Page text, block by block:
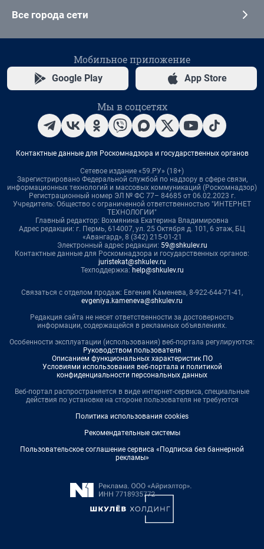
Все города сети
Мобильное приложение
Google Play App Store
Мы в соцсетях
Контактные данные для Роскомнадзора и государственных органов
Сетевое издание «59.РУ» (18+)
Зарегистрировано Федеральной службой по надзору в сфере связи,
информационных технологий и массовых коммуникаций (Роскомнадзор)
Регистрационный номер ЭЛ № ФС 77– 84685 от 06.02.2023 г.
Учредитель: Общество с ограниченной ответственностью "ИНТЕРНЕТ
ТЕХНОЛОГИИ"
Главный редактор: Вохмянина Екатерина Владимировна
Адрес редакции: г. Пермь, 614007, ул. 25 Октября д. 101, 6 этаж, БЦ
«Авангард», 8 (342) 215-01-21
Электронный адрес редакции: 59@shkulev.ru
Контактные данные для Роскомнадзора и государственных органов:
juristekat@shkulev.ru
Техподдержка: help@shkulev.ru
Связаться с отделом продаж: Евгения Каменева, 8-922-644-71-41,
evgeniya.kameneva@shkulev.ru
Редакция сайта не несет ответственности за достоверность
информации, содержащейся в рекламных объявлениях.
Особенности эксплуатации (использования) веб-портала регулируются:
Руководством пользователя
Описанием функциональных характеристик ПО
Условиями использования веб-портала и политикой
конфиденциальности персональных данных
Веб-портал распространяется в виде интернет-сервиса, специальные
действия по установке на стороне пользователя не требуются
Политика использования cookies
Рекомендательные системы
Пользовательское соглашение сервиса «Подписка без баннерной
рекламы»